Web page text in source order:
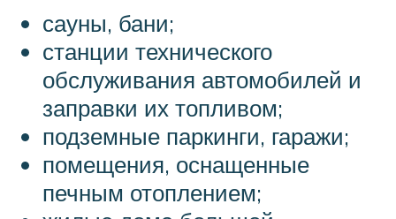
сауны, бани;
станции технического
обслуживания автомобилей и
заправки их топливом;
подземные паркинги, гаражи;
помещения, оснащенные
печным отоплением;